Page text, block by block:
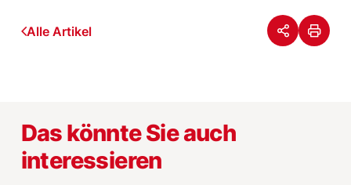
Alle Artikel
Das könnte Sie auch
interessieren